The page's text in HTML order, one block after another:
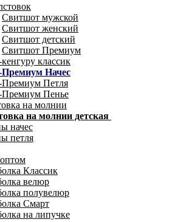
Свитшот мужской
Свитшот женский
Свитшот детский
Свитшот Премиум
классик
Премиум Начес
Премиум Петля
Премиум Пенье
на молнии
на молнии детская
начес
петля
Классик
велюр
полувелюр
Смарт
на липучке